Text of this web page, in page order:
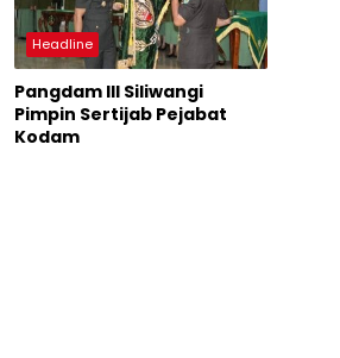
Headline
Pangdam III Siliwangi
Pimpin Sertijab Pejabat
Kodam